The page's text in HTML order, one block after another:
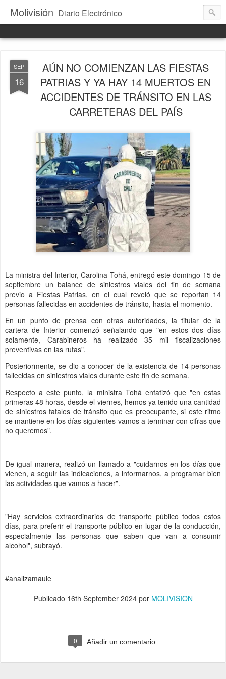
Molivisión Diario Electrónico
SEP
16
AÚN NO COMIENZAN LAS FIESTAS
PATRIAS Y YA HAY 14 MUERTOS EN
ACCIDENTES DE TRÁNSITO EN LAS
CARRETERAS DEL PAÍS
La ministra del Interior, Carolina Tohá, entregó este domingo 15 de
septiembre un balance de siniestros viales del fin de semana
previo a Fiestas Patrias, en el cual reveló que se reportan 14
personas fallecidas en accidentes de tránsito, hasta el momento.
En un punto de prensa con otras autoridades, la titular de la
cartera de Interior comenzó señalando que "en estos dos días
solamente, Carabineros ha realizado 35 mil fiscalizaciones
preventivas en las rutas".
Posteriormente, se dio a conocer de la existencia de 14 personas
fallecidas en siniestros viales durante este fin de semana.
Respecto a este punto, la ministra Tohá enfatizó que "en estas
primeras 48 horas, desde el viernes, hemos ya tenido una cantidad
de siniestros fatales de tránsito que es preocupante, si este ritmo
se mantiene en los días siguientes vamos a terminar con cifras que
no queremos".
De igual manera, realizó un llamado a "cuidarnos en los días que
vienen, a seguir las indicaciones, a informarnos, a programar bien
las actividades que vamos a hacer".
"Hay servicios extraordinarios de transporte público todos estos
días, para preferir el transporte público en lugar de la conducción,
especialmente las personas que saben que van a consumir
alcohol", subrayó.
#analizamaule
Publicado 16th September 2024por MOLIVISION
0 Añadir un comentario